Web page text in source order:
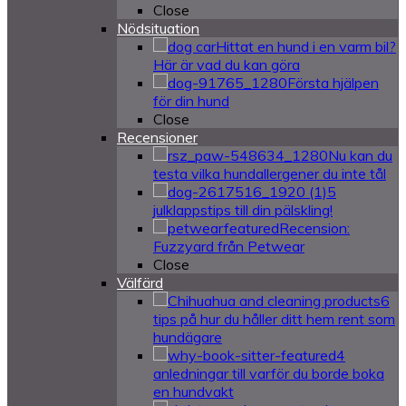
Close
Nödsituation
Hittat en hund i en varm bil?
Här är vad du kan göra
Första hjälpen
för din hund
Close
Recensioner
Nu kan du
testa vilka hundallergener du inte tål
5
julklappstips till din pälskling!
Recension:
Fuzzyard från Petwear
Close
Välfärd
6
tips på hur du håller ditt hem rent som
hundägare
4
anledningar till varför du borde boka
en hundvakt